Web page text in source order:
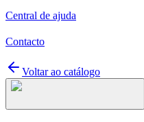
Central de ajuda
Contacto
Voltar ao catálogo